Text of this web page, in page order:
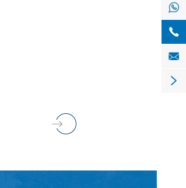



